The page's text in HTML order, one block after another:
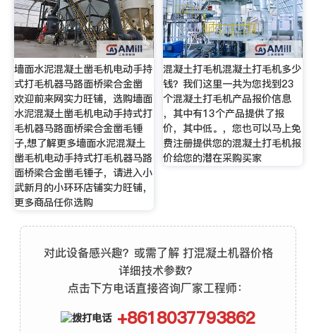
墙面水泥混凝土凿毛机电动手持
式打毛机器马路面桥梁合金凿
欢迎前来网实力旺铺，选购墙面
水泥混凝土凿毛机电动手持式打
毛机器马路面桥梁合金凿毛锤
子,想了解更多墙面水泥混凝土
凿毛机电动手持式打毛机器马路
面桥梁合金凿毛锤子，请进入小
武新月的小环环店铺实力旺铺，
更多商品任你选购
混凝土打毛机混凝土打毛机多少
钱？我们这里一共为您找到23
个混凝土打毛机产品报价信息
，其中有13个产品提供了报
价，其中低。，您也可以马上免
费注册提供您的混凝土打毛机报
价给您的潜在采购买家
对此设备感兴趣？或需了解 打混凝土机器价格
详细技术参数？
点击下方电话直接咨询厂家工程师：
+8618037793862